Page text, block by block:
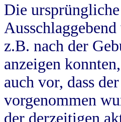
Die
z.B. nach der
anzeigen
auch vor, dass
vorgenommen
der derzeitigen